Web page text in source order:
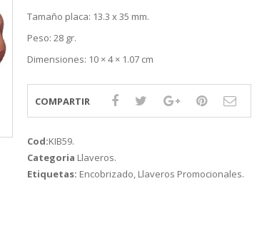
Tamaño placa: 13.3 x 35 mm.
Peso: 28 gr.
Dimensiones: 10 × 4 × 1.07 cm
COMPARTIR
Cod:KIB59.
Categoria Llaveros.
Etiquetas: Encobrizado, Llaveros Promocionales.